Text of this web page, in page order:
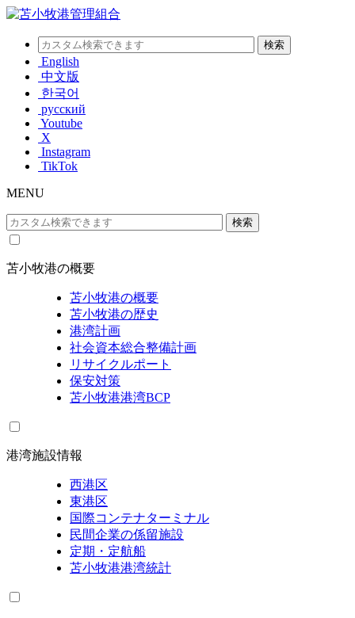
English
中文版
한국어
русский
Youtube
X
Instagram
TikTok
MENU
苫小牧港の概要
苫小牧港の概要
苫小牧港の歴史
港湾計画
社会資本総合整備計画
リサイクルポート
保安対策
苫小牧港港湾BCP
港湾施設情報
西港区
東港区
国際コンテナターミナル
民間企業の係留施設
定期・定航船
苫小牧港港湾統計